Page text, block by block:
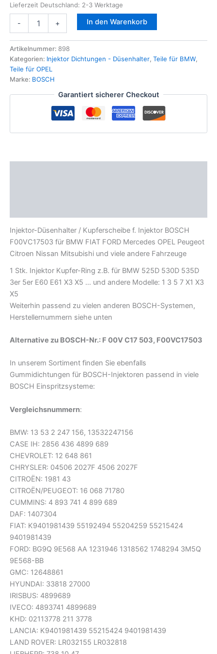
Lieferzeit Deutschland: 2-3 Werktage
-
Kupferscheibe
Injektor
BOSCH
F00VC17503
f.
FIAT
+ In den Warenkorb
Artikelnummer: 898
Kategorien: Injektor Dichtungen - Düsenhalter, Teile für BMW,
Teile für OPEL
Marke: BOSCH
Garantiert sicherer Checkout
Injektor-Düsenhalter / Kupferscheibe f. Injektor BOSCH
F00VC17503 für BMW FIAT FORD Mercedes OPEL Peugeot
Citroen Nissan Mitsubishi und viele andere Fahrzeuge
1 Stk. Injektor Kupfer-Ring z.B. für BMW 525D 530D 535D
3er 5er E60 E61 X3 X5 … und andere Modelle: 1 3 5 7 X1 X3
X5
Weiterhin passend zu vielen anderen BOSCH-Systemen,
Herstellernummern siehe unten
Alternative zu BOSCH-Nr.: F 00V C17 503, F00VC17503
In unserem Sortiment finden Sie ebenfalls
Gummidichtungen für BOSCH-Injektoren passend in viele
BOSCH Einspritzsysteme:
Vergleichsnummern:
BMW: 13 53 2 247 156, 13532247156
CASE IH: 2856 436 4899 689
CHEVROLET: 12 648 861
CHRYSLER: 04506 2027F 4506 2027F
CITROËN: 1981 43
CITROËN/PEUGEOT: 16 068 71780
CUMMINS: 4 893 741 4 899 689
DAF: 1407304
FIAT: K9401981439 55192494 55204259 55215424
9401981439
FORD: BG9Q 9E568 AA 1231946 1318562 1748294 3M5Q
9E568-BB
GMC: 12648861
HYUNDAI: 33818 27000
IRISBUS: 4899689
IVECO: 4893741 4899689
KHD: 02113778 211 3778
LANCIA: K9401981439 55215424 9401981439
LAND ROVER: LR032155 LR032818